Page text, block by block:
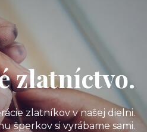
zlatníctvo.
zlatníkov v našej dielni.
šperkov si vyrábame sami.